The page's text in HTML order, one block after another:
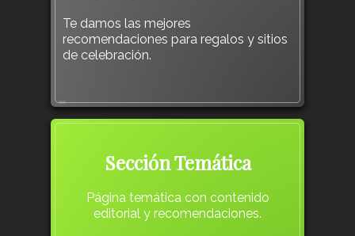
Te damos las mejores
recomendaciones para regalos y sitios
de celebración.
926
Sección Temática
Página temática con contenido
editorial y recomendaciones.